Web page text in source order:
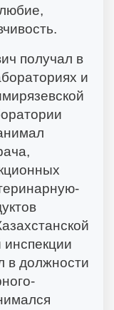
получал в
и
в должности